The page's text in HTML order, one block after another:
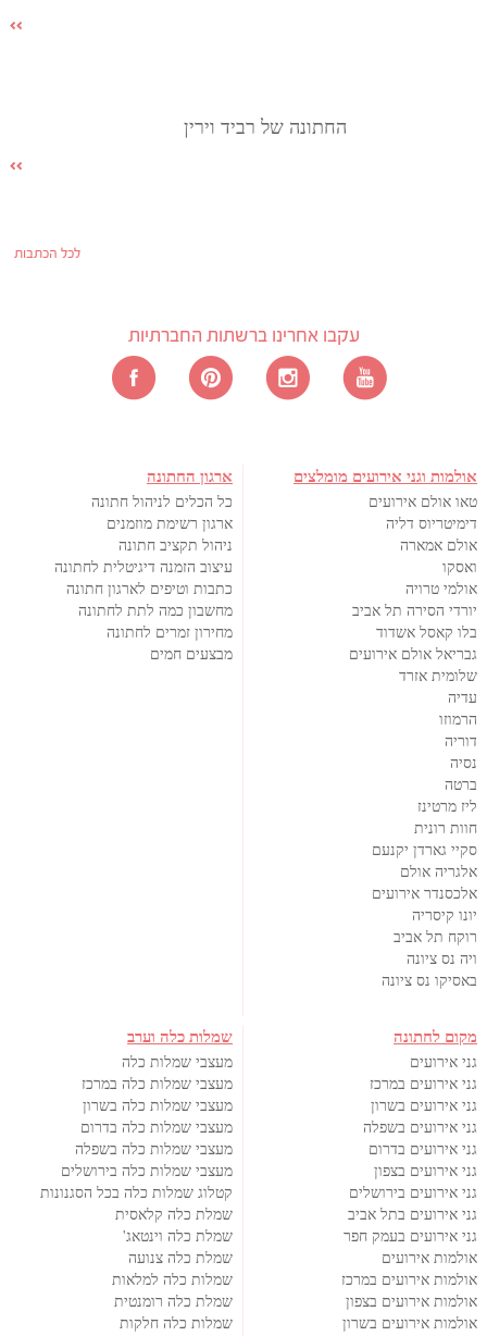
החתונה של רביד וירין
לכל הכתבות
עקבו אחרינו ברשתות החברתיות
אולמות וגני אירועים מומלצים
טאו אולם אירועים
דימיטריוס דליה
אולם אמארה
ואסקו
אולמי טרויה
יורדי הסירה תל אביב
בלו קאסל אשדוד
גבריאל אולם אירועים
שלומית אזרד
עדיה
הרמוזו
דוריה
נסיה
ברטה
ליז מרטינז
חוות רונית
סקיי גארדן יקנעם
אלגריה אולם
אלכסנדר אירועים
יונו קיסריה
רוקח תל אביב
ויה נס ציונה
באסיקו נס ציונה
ארגון החתונה
כל הכלים לניהול חתונה
ארגון רשימת מוזמנים
ניהול תקציב חתונה
עיצוב הזמנה דיגיטלית לחתונה
כתבות וטיפים לארגון חתונה
מחשבון כמה לתת לחתונה
מחירון זמרים לחתונה
מבצעים חמים
מקום לחתונה
גני אירועים
גני אירועים במרכז
גני אירועים בשרון
גני אירועים בשפלה
גני אירועים בדרום
גני אירועים בצפון
גני אירועים בירושלים
גני אירועים בתל אביב
גני אירועים בעמק חפר
אולמות אירועים
אולמות אירועים במרכז
אולמות אירועים בצפון
אולמות אירועים בשרון
שמלות כלה וערב
מעצבי שמלות כלה
מעצבי שמלות כלה במרכז
מעצבי שמלות כלה בשרון
מעצבי שמלות כלה בדרום
מעצבי שמלות כלה בשפלה
מעצבי שמלות כלה בירושלים
קטלוג שמלות כלה בכל הסגנונות
שמלת כלה קלאסית
שמלת כלה וינטאג'
שמלת כלה צנועה
שמלות כלה למלאות
שמלת כלה רומנטית
שמלות כלה חלקות